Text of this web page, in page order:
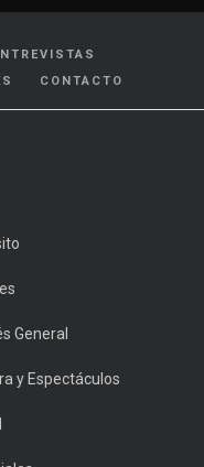
CONTACTO
General
y Espectáculos